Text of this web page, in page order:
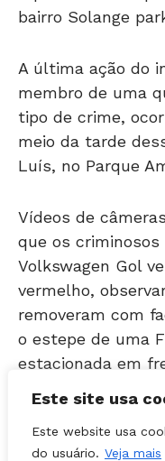
Este site usa
Este website usa
do usuário. Veja mais
membro de uma
tipo de crime,
meio da tarde
Luís, no Parque
que os criminosos
Volkswagen Gol
vermelho,
removeram com
o estepe de uma
estacionada em